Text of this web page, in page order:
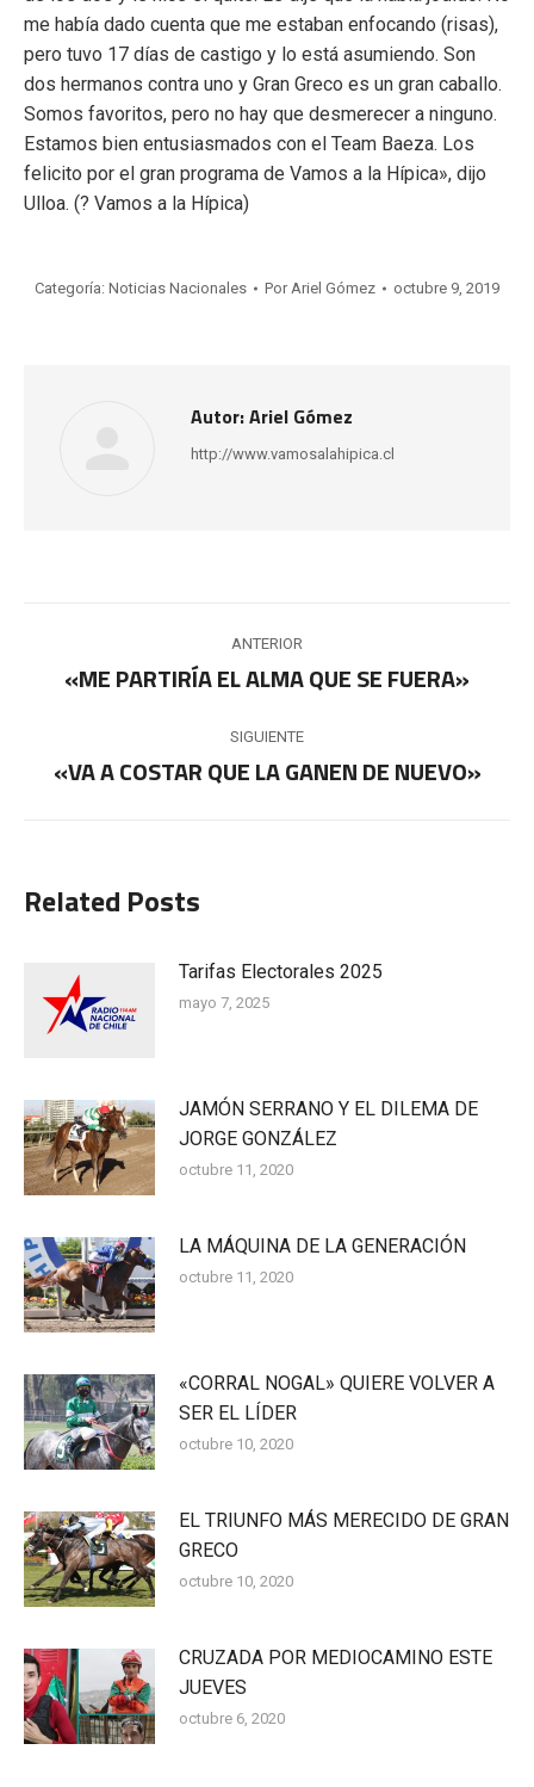
me había dado cuenta que me estaban enfocando (risas),
pero tuvo 17 días de castigo y lo está asumiendo. Son
dos hermanos contra uno y Gran Greco es un gran caballo.
Somos favoritos, pero no hay que desmerecer a ninguno.
Estamos bien entusiasmados con el Team Baeza. Los
felicito por el gran programa de Vamos a la Hípica», dijo
Ulloa. (? Vamos a la Hípica)
Categoría: Noticias Nacionales PorAriel Gómez octubre 9, 2019
Autor:Ariel Gómez
http://www.vamosalahipica.cl
entre
publicaciones
ANTERIOR
Publicación
«ME PARTIRÍA EL ALMA QUE SE FUERA»
SIGUIENTE
Publicación
«VA A COSTAR QUE LA GANEN DE NUEVO»
Related Posts
Tarifas Electorales 2025
mayo 7, 2025
JAMÓN SERRANO Y EL DILEMA DE
JORGE GONZÁLEZ
octubre 11, 2020
LA MÁQUINA DE LA GENERACIÓN
octubre 11, 2020
«CORRAL NOGAL» QUIERE VOLVER A
SER EL LÍDER
octubre 10, 2020
EL TRIUNFO MÁS MERECIDO DE GRAN
GRECO
octubre 10, 2020
CRUZADA POR MEDIOCAMINO ESTE
JUEVES
octubre 6, 2020